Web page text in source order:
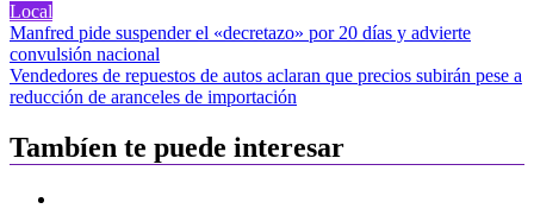
Local
Navegación
de
entradas
Manfred pide suspender el «decretazo» por 20 días y advierte
convulsión nacional
Vendedores de repuestos de autos aclaran que precios subirán pese a
reducción de aranceles de importación
Tambíen te puede interesar